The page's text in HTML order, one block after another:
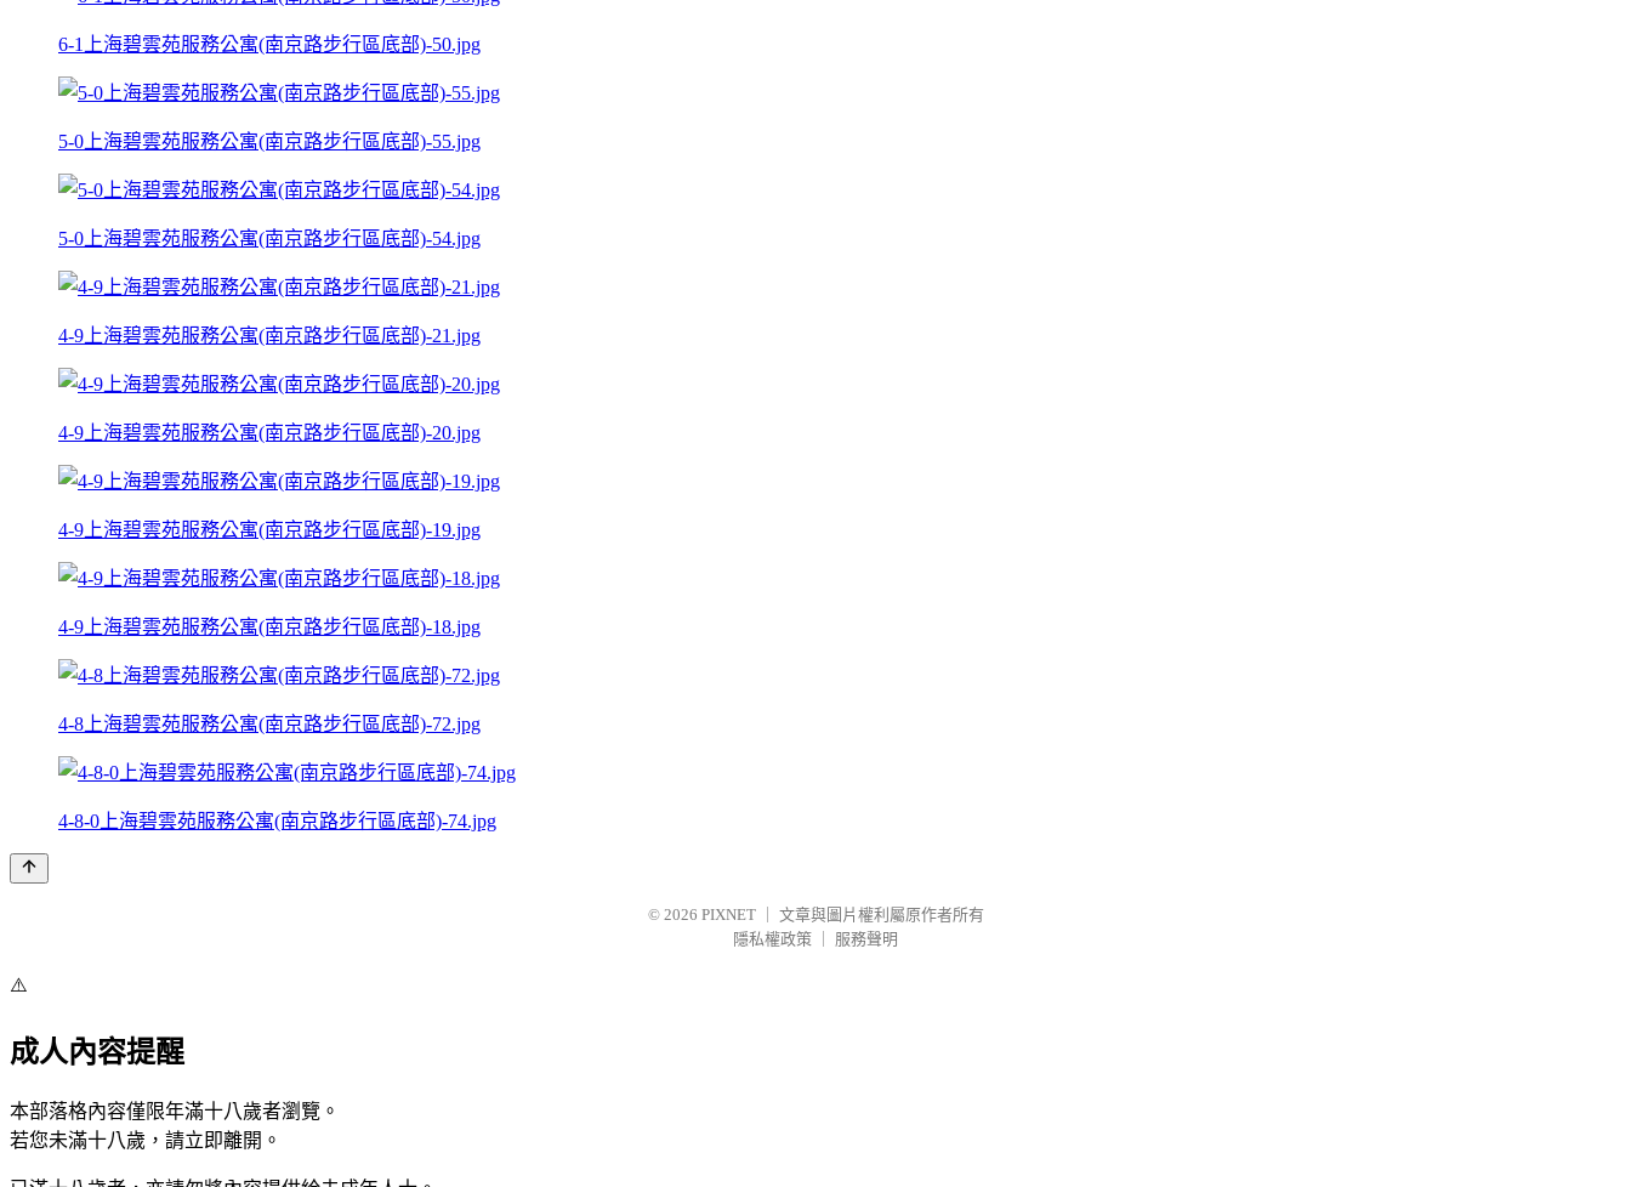
6-1上海碧雲苑服務公寓(南京路步行區底部)-50.jpg
5-0上海碧雲苑服務公寓(南京路步行區底部)-55.jpg
5-0上海碧雲苑服務公寓(南京路步行區底部)-54.jpg
4-9上海碧雲苑服務公寓(南京路步行區底部)-21.jpg
4-9上海碧雲苑服務公寓(南京路步行區底部)-20.jpg
4-9上海碧雲苑服務公寓(南京路步行區底部)-19.jpg
4-9上海碧雲苑服務公寓(南京路步行區底部)-18.jpg
4-8上海碧雲苑服務公寓(南京路步行區底部)-72.jpg
4-8-0上海碧雲苑服務公寓(南京路步行區底部)-74.jpg
© 2026 PIXNET
文章與圖片權利屬原作者所有
隱私權政策
服務聲明
⚠️
成人內容提醒
本部落格內容僅限年滿十八歲者瀏覽。
若您未滿十八歲，請立即離開。